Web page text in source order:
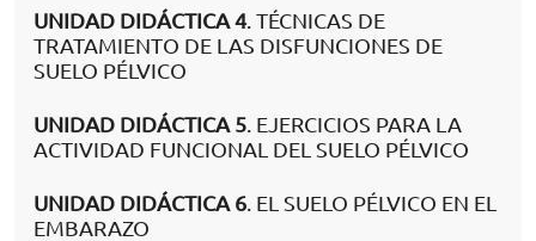
UNIDAD DIDÁCTICA 4. TÉCNICAS DE
TRATAMIENTO DE LAS DISFUNCIONES DE
SUELO PÉLVICO
UNIDAD DIDÁCTICA 5 . EJERCICIOS PARA LA
ACTIVIDAD FUNCIONAL DEL SUELO PÉLVICO
UNIDAD DIDÁCTICA 6 . EL SUELO PÉLVICO EN EL
EMBARAZO